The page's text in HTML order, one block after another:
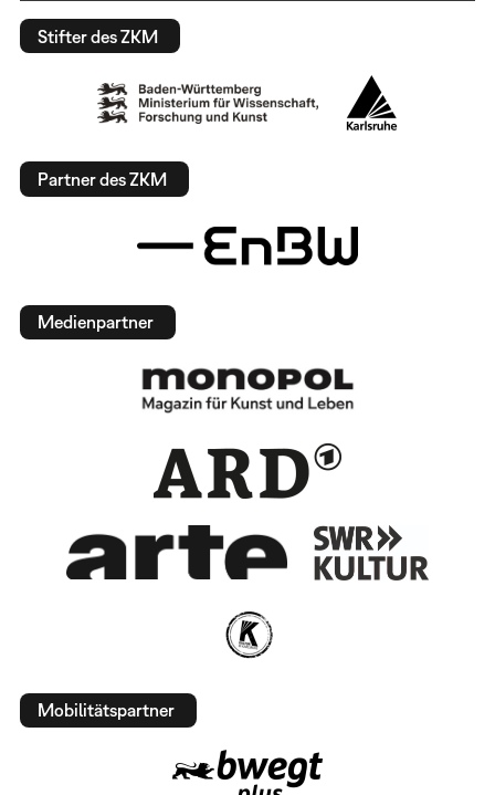
Stifter des ZKM
Partner des ZKM
Medienpartner
Mobilitätspartner